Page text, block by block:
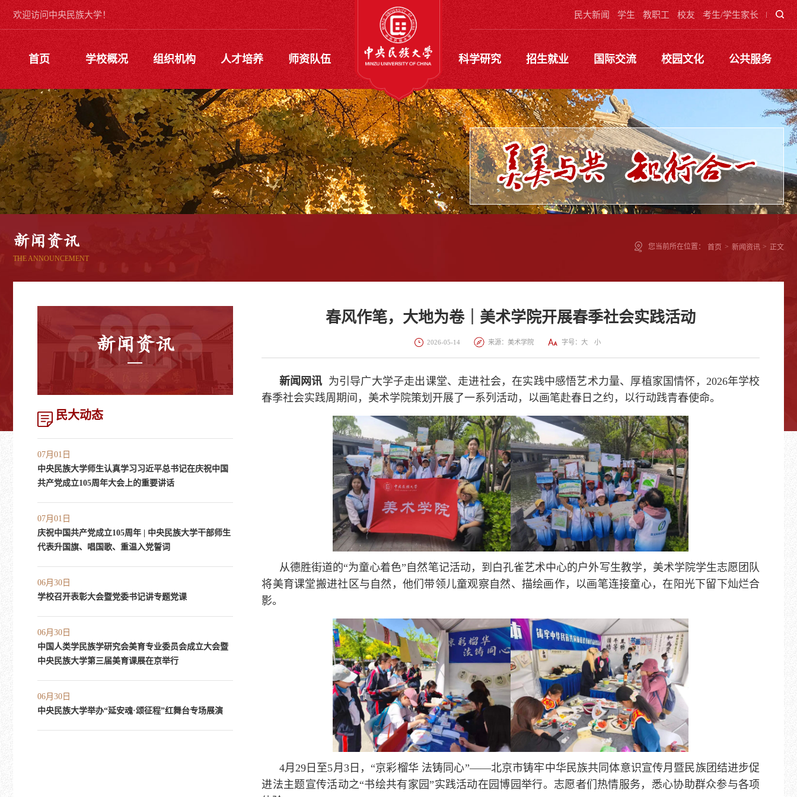
欢迎访问中央民族大学！ 民大新闻 学生 教职工 校友 考生/学生家长
首页 学校概况 组织机构 人才培养 师资队伍 科学研究 招生就业 国际交流 校园文化 公共服务
新闻资讯
THE ANNOUNCEMENT
您当前所在位置： 首页 > 新闻资讯 > 正文
新闻资讯
民大动态
07月01日
中央民族大学师生认真学习习近平总书记在庆祝中国
共产党成立105周年大会上的重要讲话
07月01日
庆祝中国共产党成立105周年 | 中央民族大学干部师生
代表升国旗、唱国歌、重温入党誓词
06月30日
学校召开表彰大会暨党委书记讲专题党课
06月30日
中国人类学民族学研究会美育专业委员会成立大会暨
中央民族大学第三届美育课展在京举行
06月30日
中央民族大学举办“延安魂·颂征程”红舞台专场展演
春风作笔，大地为卷｜美术学院开展春季社会实践活动
2026-05-14 来源：美术学院 字号： 大 小
新闻网讯 为引导广大学子走出课堂、走进社会，在实践中感悟艺术力量、厚植家国情怀，2026年学校
春季社会实践周期间，美术学院策划开展了一系列活动，以画笔赴春日之约，以行动践青春使命。
从德胜街道的“为童心着色”自然笔记活动，到白孔雀艺术中心的户外写生教学，美术学院学生志愿团队
将美育课堂搬进社区与自然，他们带领儿童观察自然、描绘画作，以画笔连接童心，在阳光下留下灿烂合
影。
4月29日至5月3日，“京彩榴华 法铸同心”——北京市铸牢中华民族共同体意识宣传月暨民族团结进步促
进法主题宣传活动之“书绘共有家园”实践活动在园博园举行。志愿者们热情服务，悉心协助群众参与各项